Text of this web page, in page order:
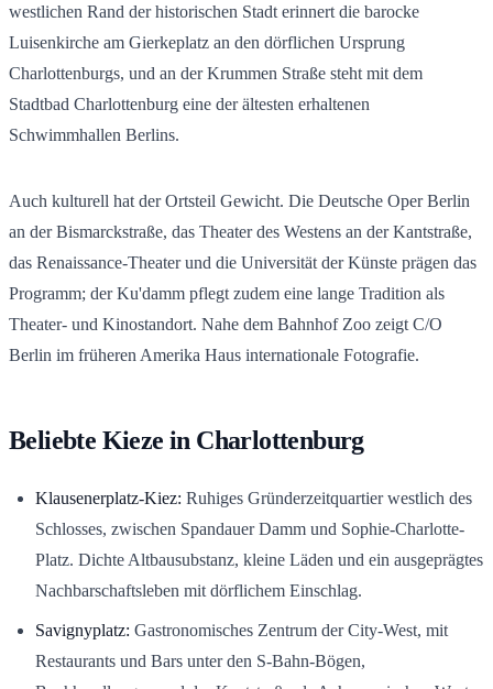
westlichen Rand der historischen Stadt erinnert die barocke
Luisenkirche am Gierkeplatz an den dörflichen Ursprung
Charlottenburgs, und an der Krummen Straße steht mit dem
Stadtbad Charlottenburg eine der ältesten erhaltenen
Schwimmhallen Berlins.
Auch kulturell hat der Ortsteil Gewicht. Die Deutsche Oper Berlin
an der Bismarckstraße, das Theater des Westens an der Kantstraße,
das Renaissance-Theater und die Universität der Künste prägen das
Programm; der Ku'damm pflegt zudem eine lange Tradition als
Theater- und Kinostandort. Nahe dem Bahnhof Zoo zeigt C/O
Berlin im früheren Amerika Haus internationale Fotografie.
Beliebte Kieze in Charlottenburg
Klausenerplatz-Kiez: Ruhiges Gründerzeitquartier westlich des
Schlosses, zwischen Spandauer Damm und Sophie-Charlotte-
Platz. Dichte Altbausubstanz, kleine Läden und ein ausgeprägtes
Nachbarschaftsleben mit dörflichem Einschlag.
Savignyplatz: Gastronomisches Zentrum der City-West, mit
Restaurants und Bars unter den S-Bahn-Bögen,